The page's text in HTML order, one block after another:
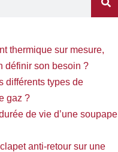
thermique sur mesure,
définir son besoin ?
différents types de
gaz ?
de vie d’une soupape
anti-retour sur une